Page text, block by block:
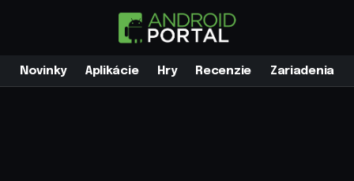
Novinky Aplikácie Hry Recenzie Zariadenia